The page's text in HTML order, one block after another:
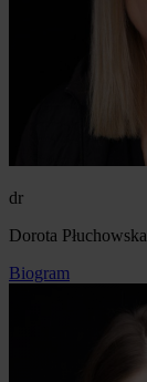
dr
Dorota Płuchowska
Biogram